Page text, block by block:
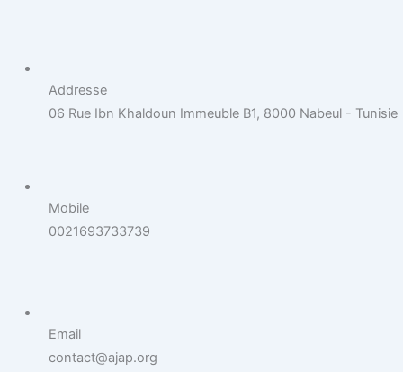
Addresse
06 Rue Ibn Khaldoun Immeuble B1, 8000 Nabeul - Tunisie
Mobile
0021693733739
Email
contact@ajap.org